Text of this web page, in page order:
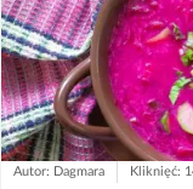
Autor: Dagmara Kliknięć: